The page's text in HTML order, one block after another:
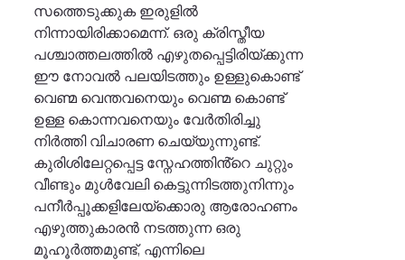
സത്തെടുക്കുക ഇരുളിൽ
നിന്നായിരിക്കാമെന്ന്. ഒരു ക്രിസ്തീയ
പശ്ചാത്തലത്തിൽ എഴുതപ്പെട്ടിരിയ്ക്കുന്ന
ഈ നോവൽ പലയിടത്തും ഉള്ളുകൊണ്ട്
വെണ്മ വെന്തവനെയും വെണ്മ കൊണ്ട്
ഉള്ള കൊന്നവനെയും വേർതിരിച്ചു
നിർത്തി വിചാരണ ചെയ്യുന്നുണ്ട്.
കുരിശിലേറ്റപ്പെട്ട ‌സ്നേഹത്തിൻ്റെ ചുറ്റും
വീണ്ടും മുൾവേലി കെട്ടുന്നിടത്തുനിന്നും
പനീർപ്പൂക്കളിലേയ്‌ക്കൊരു ആരോഹണം
എഴുത്തുകാരൻ നടത്തുന്ന ഒരു
മൂഹൂർത്തമുണ്ട്, എന്നിലെ